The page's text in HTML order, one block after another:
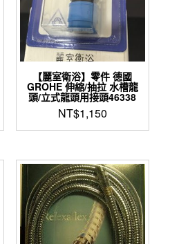
【麗室衛浴】零件 德國
GROHE 伸縮/抽拉 水槽龍
頭/立式龍頭用接頭46338
NT$1,150